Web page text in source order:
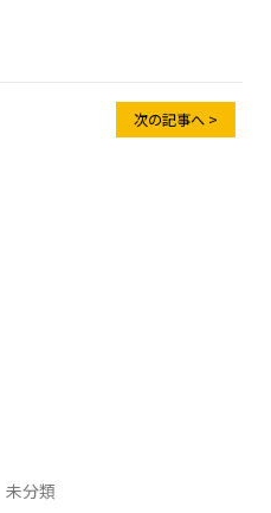
次の記事へ >
未分類